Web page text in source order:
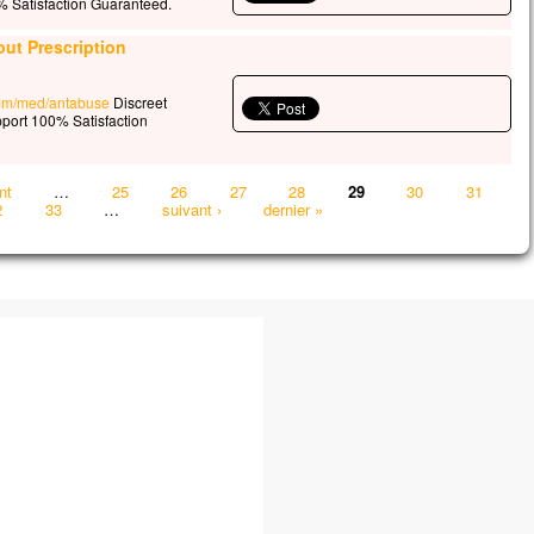
Prescription
med/antabuse Discreet
100% Satisfaction
… 25 26 27 28 29 30 31
33 … suivant › dernier »